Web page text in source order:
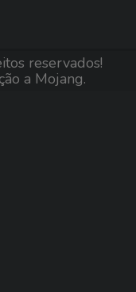
reservados!
a Mojang.